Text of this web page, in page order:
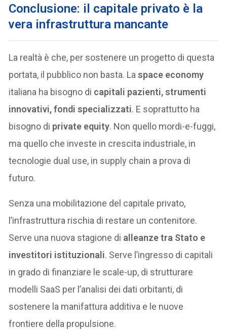
Conclusione: il capitale privato è la
vera infrastruttura mancante
La realtà è che, per sostenere un progetto di questa
portata, il pubblico non basta. Laspace economy
italiana ha bisogno di capitali pazienti, strumenti
innovativi, fondi specializzati. E soprattutto ha
bisogno di private equity. Non quello mordi-e-fuggi,
ma quello che investe in crescita industriale, in
tecnologie dual use, in supply chain a prova di
futuro.
Senza una mobilitazione del capitale privato,
l’infrastruttura rischia di restare un contenitore.
Serve una nuova stagione di alleanze tra Stato e
investitori istituzionali. Serve l’ingresso di capitali
in grado di finanziare le scale-up, di strutturare
modelli SaaS per l’analisi dei dati orbitanti, di
sostenere la manifattura additiva e le nuove
frontiere della propulsione.